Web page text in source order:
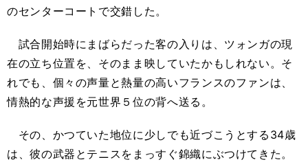
のセンターコートで交錯した。
試合開始時にまばらだった客の入りは、ツォンガの現
在の立ち位置を、そのまま映していたかもしれない。そ
れでも、個々の声量と熱量の高いフランスのファンは、
情熱的な声援を元世界５位の背へ送る。
その、かつていた地位に少しでも近づこうとする34歳
は、彼の武器とテニスをまっすぐ錦織にぶつけてきた。